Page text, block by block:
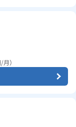
）